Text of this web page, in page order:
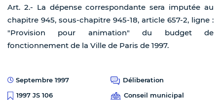
Art. 2.- La dépense correspondante sera imputée au
chapitre 945, sous-chapitre 945-18, article 657-2, ligne :
"Provision pour animation" du budget de
fonctionnement de la Ville de Paris de 1997.
Septembre 1997
Déliberation
1997 JS 106
Conseil municipal